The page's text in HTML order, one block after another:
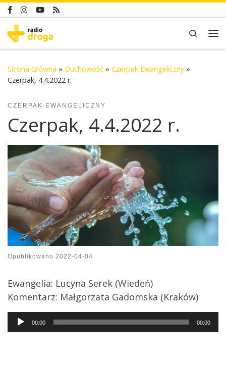
Skip to content
Search
Strona Główna » Duchowość » Czerpak Ewangeliczny »
Czerpak, 4.4.2022 r.
CZERPAK EWANGELICZNY
Czerpak, 4.4.2022 r.
Opublikowano 2022-04-04
Ewangelia: Lucyna Serek (Wiedeń)
Komentarz: Małgorzata Gadomska (Kraków)
Audio
Player
00:00 00:00